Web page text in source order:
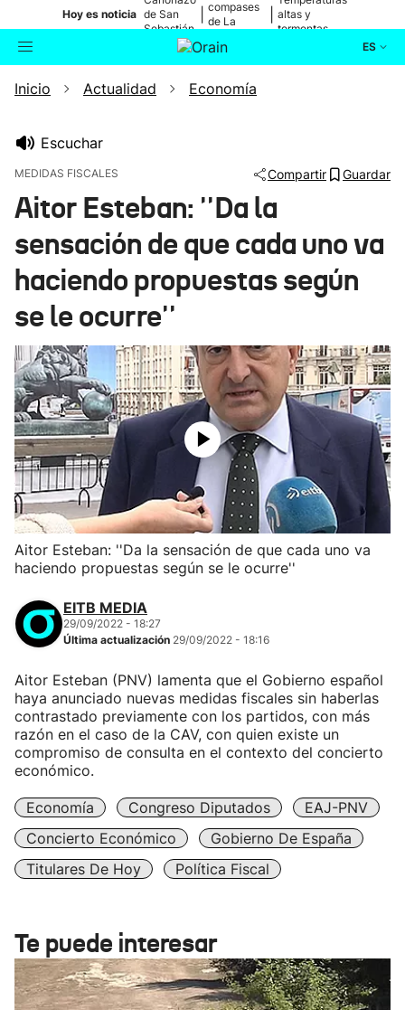
Hoy es noticia de San
Sebastián
compases
de La
altas y
tormentas
ES
Buscador Actualidad
Ikusmiran
Eguraldia
Inicio Actualidad Economía
Escuchar
MEDIDAS FISCALES Compartir Guardar
Aitor Esteban: ''Da la
sensación de que cada uno va
haciendo propuestas según
se le ocurre''
Aitor Esteban: ''Da la sensación de que cada uno va
haciendo propuestas según se le ocurre''
EITB MEDIA
29/09/2022 - 18:27
Última actualización 29/09/2022 - 18:16
Aitor Esteban (PNV) lamenta que el Gobierno español
haya anunciado nuevas medidas fiscales sin haberlas
contrastado previamente con los partidos, con más
razón en el caso de la CAV, con quien existe un
compromiso de consulta en el contexto del concierto
económico.
Economía Congreso Diputados
EAJ-PNV
Concierto Económico
Gobierno De España
Titulares De Hoy
Política Fiscal
Te puede interesar